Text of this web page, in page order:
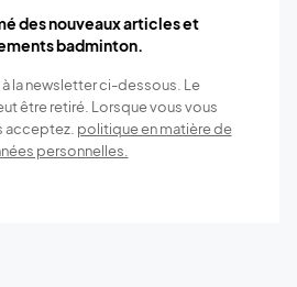
des nouveaux articles et
badminton.
la newsletter ci-dessous. Le
être retiré. Lorsque vous vous
acceptez. politique en matière de
personnelles.